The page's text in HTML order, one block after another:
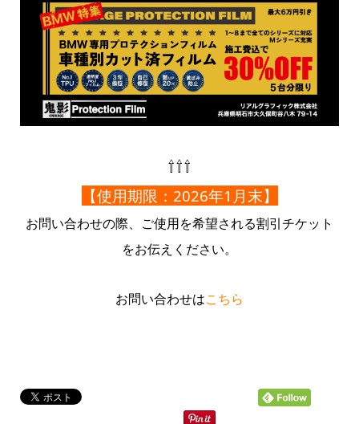
⇧⇧⇧
【使用期限：2026年1月末】
お問い合わせの際、ご使用を希望される割引チケット
をお伝えください。
お問い合わせはこちら